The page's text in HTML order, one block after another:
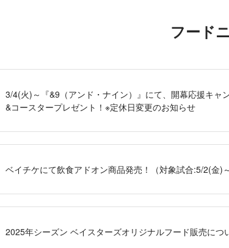
フード
3/4(火)～『&9（アンド・ナイン）』にて、開幕応援キャ
&コースタープレゼント！※定休日変更のお知らせ
ベイチケにて飲食アドオン商品発売！（対象試合:5/2(金)
2025年シーズン ベイスターズオリジナルフード販売につ